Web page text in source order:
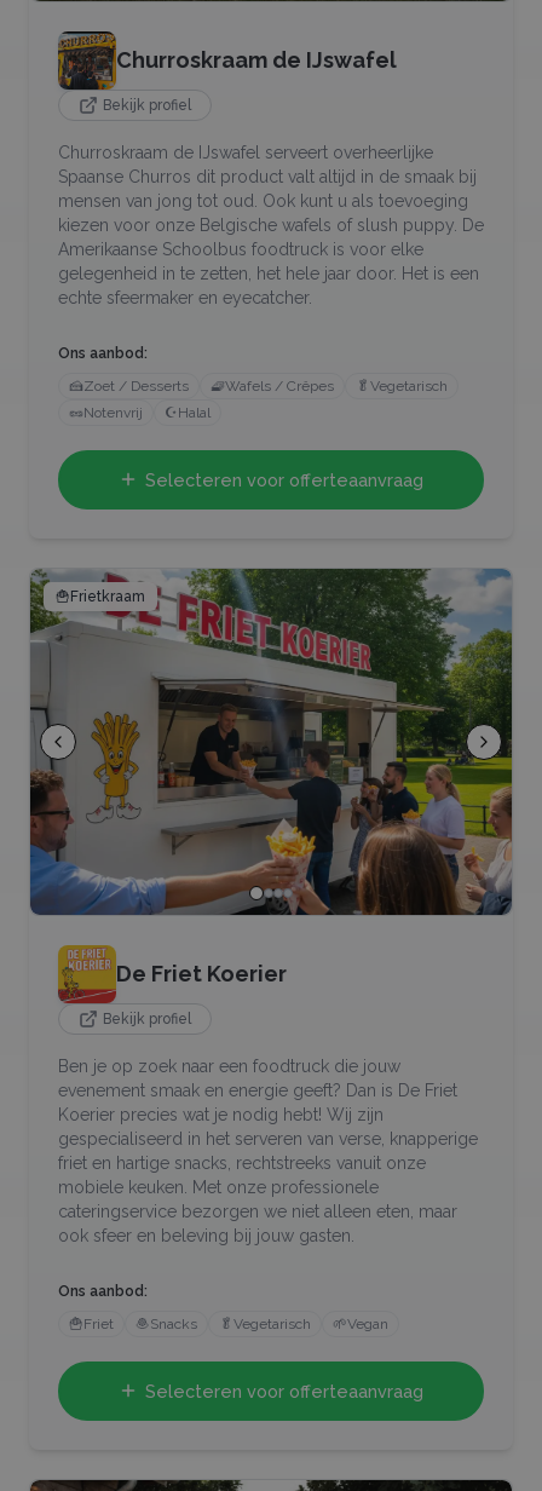
Churroskraam de IJswafel
Bekijk profiel
Churroskraam de IJswafel serveert overheerlijke
Spaanse Churros dit product valt altijd in de smaak bij
mensen van jong tot oud. Ook kunt u als toevoeging
kiezen voor onze Belgische wafels of slush puppy. De
Amerikaanse Schoolbus foodtruck is voor elke
gelegenheid in te zetten, het hele jaar door. Het is een
echte sfeermaker en eyecatcher.
Ons aanbod:
🍰Zoet / Desserts 🧇Wafels / Crêpes 🥬 Vegetarisch
🥜Notenvrij ☪️ Halal
Selecteren voor offerteaanvraag
🍟Frietkraam
De Friet Koerier
Bekijk profiel
Ben je op zoek naar een foodtruck die jouw
evenement smaak en energie geeft? Dan is De Friet
Koerier precies wat je nodig hebt! Wij zijn
gespecialiseerd in het serveren van verse, knapperige
friet en hartige snacks, rechtstreeks vanuit onze
mobiele keuken. Met onze professionele
cateringservice bezorgen we niet alleen eten, maar
ook sfeer en beleving bij jouw gasten.
Ons aanbod:
🍟Friet 🧆Snacks 🥬 Vegetarisch 🌱Vegan
Selecteren voor offerteaanvraag